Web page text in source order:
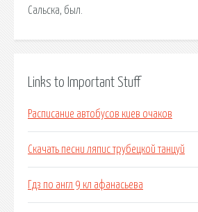
Сальска, был.
Links to Important Stuff
Расписание автобусов киев очаков
Скачать песни ляпис трубецкой танцуй
Гдз по англ 9 кл афанасьева